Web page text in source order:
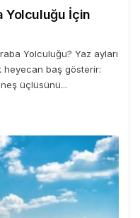
Yolculuğu İçin
Yolculuğu? Yaz ayları
heyecan baş gösterir:
üçlüsünü...